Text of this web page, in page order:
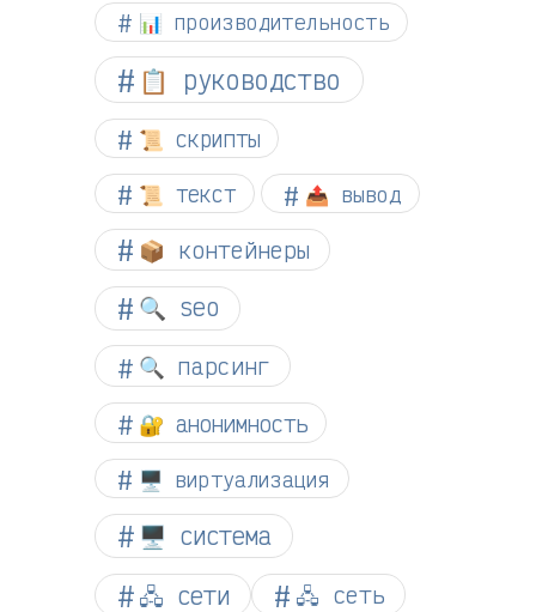
📊 производительность
📋 руководство
📜 скрипты
📜 текст 📤 вывод
📦 контейнеры
🔍 seo
🔍 парсинг
🔐 анонимность
🖥️ виртуализация
🖥️ система
🖧 сети
🖧 сеть